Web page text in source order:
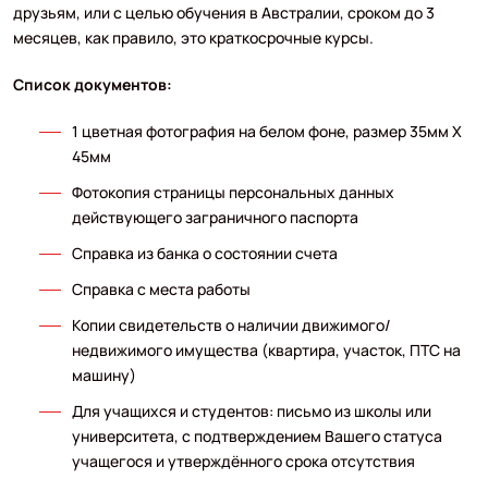
друзьям, или с целью обучения в Австралии, сроком до 3
месяцев, как правило, это краткосрочные курсы.
Список документов:
1 цветная фотография на белом фоне, размер 35мм Х
45мм
Фотокопия страницы персональных данных
действующего заграничного паспорта
Справка из банка о состоянии счета
Справка с места работы
Копии свидетельств о наличии движимого/
недвижимого имущества (квартира, участок, ПТС на
машину)
Для учащихся и студентов: письмо из школы или
университета, с подтверждением Вашего статуса
учащегося и утверждённого срока отсутствия